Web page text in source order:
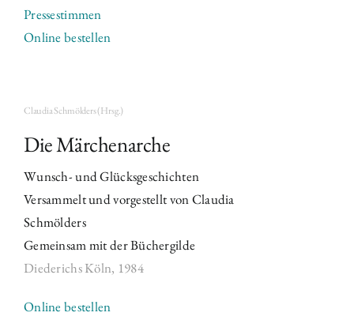
Pressestimmen
Online bestellen
Claudia Schmölders (Hrsg.)
Die Märchenarche
Wunsch- und Glücksgeschichten
Versammelt und vorgestellt von Claudia
Schmölders
Gemeinsam mit der Büchergilde
Diederichs Köln, 1984
Online bestellen